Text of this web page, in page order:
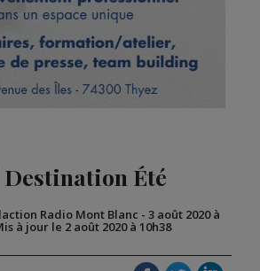
Destination Été
Radio Mont Blanc - 3 août 2020 à
à jour le 2 août 2020 à 10h38